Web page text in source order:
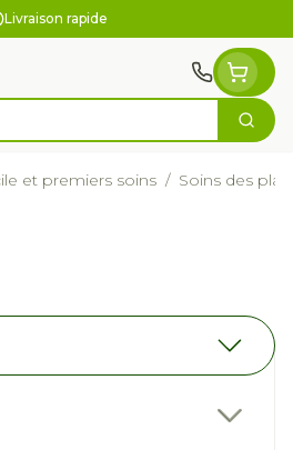
Livraison rapide
et premiers soins / Soins des